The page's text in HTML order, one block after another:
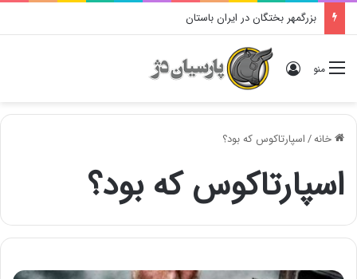
بزرگمهر بختگان در ایران باستان
منو ورود
خانه/اسپارتاکوس که بود؟
اسپارتاکوس که بود؟